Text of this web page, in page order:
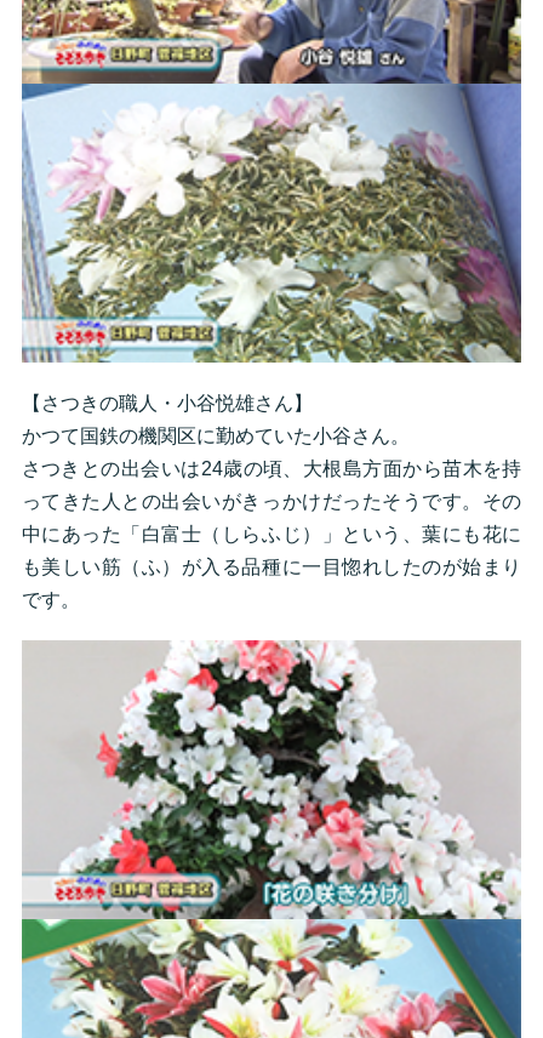
【さつきの職人・小谷悦雄さん】
かつて国鉄の機関区に勤めていた小谷さん。
さつきとの出会いは24歳の頃、大根島方面から苗木を持
ってきた人との出会いがきっかけだったそうです。その
中にあった「白富士（しらふじ）」という、葉にも花に
も美しい筋（ふ）が入る品種に一目惚れしたのが始まり
です。